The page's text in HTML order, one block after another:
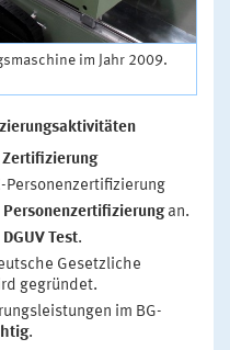
im Jahr 2009.
Zertifizierung
-Personenzertifizierung
Personenzertifizierungan.
DGUV Test.
Gesetzliche
gegründet.
im BG-
.